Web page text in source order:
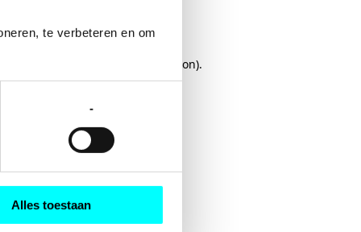
te verbeteren en om
-
Alles toestaan
for more information).